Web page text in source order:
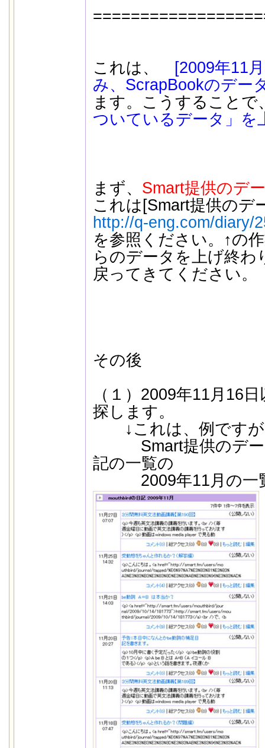
これは、
[2009年11
み、ScrapBookのデー
ます。こうすることで
ついているデータ」を
まず、 Smart提供のデ
これは[Smart提供のデ
http://q-eng.com/diary/
を参照ください。↑の
らのデータを上げ終わ
戻ってきてください。
その後
（１）2009年11月16
探します。
↓これは、例ですが
Smart提供のデー
記の一覧の
2009年11月の一